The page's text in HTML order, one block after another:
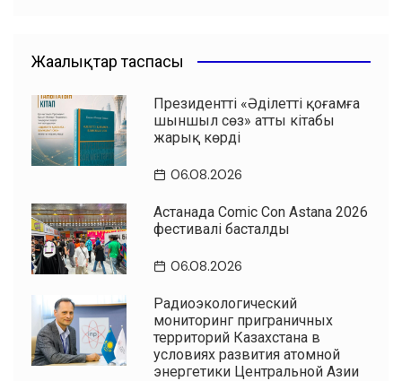
Жаңалықтар таспасы
Президенттің «Әділетті қоғамға
шыншыл сөз» атты кітабы
жарық көрді
06.08.2026
Астанада Comic Con Astana 2026
фестивалі басталды
06.08.2026
Радиоэкологический
мониторинг приграничных
территорий Казахстана в
условиях развития атомной
энергетики Центральной Азии